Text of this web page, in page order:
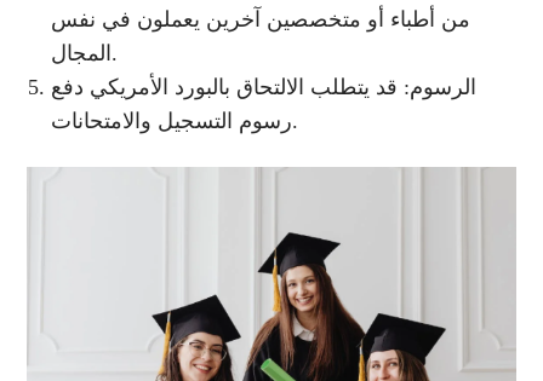
من أطباء أو متخصصين آخرين يعملون في نفس
المجال.
الرسوم: قد يتطلب الالتحاق بالبورد الأمريكي دفع
رسوم التسجيل والامتحانات.